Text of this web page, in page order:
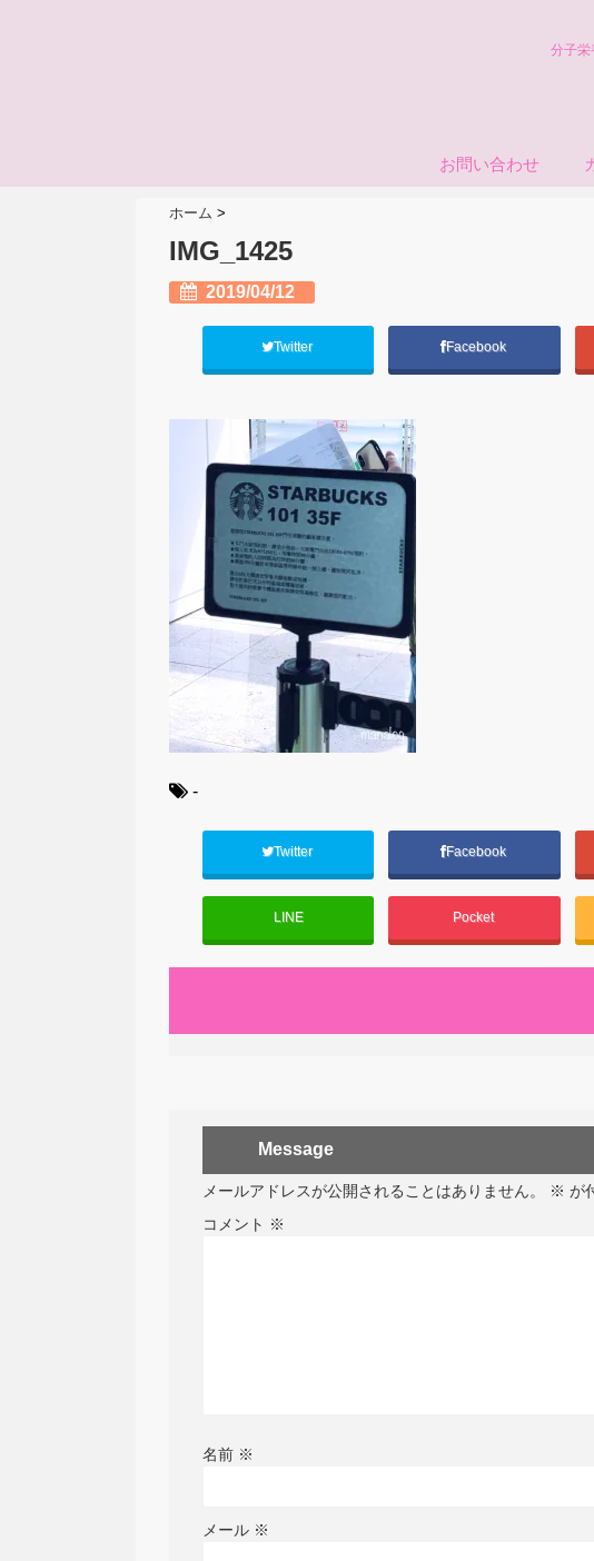
分子栄
お問い合わせ
ホーム >
IMG_1425
2019/04/12
Twitter Facebook
-
Twitter Facebook
LINE Pocket
Message
メールアドレスが公開されることはありません。 ※ が
コメント ※
名前 ※
メール ※